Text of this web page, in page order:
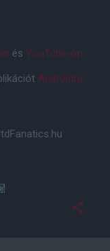
és YouTube-on
Androidra